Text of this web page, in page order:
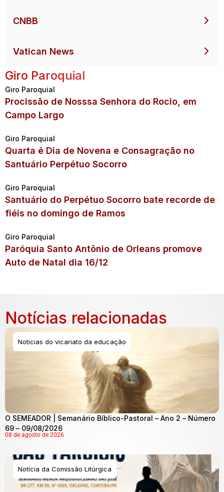
CNBB
Vatican News
Giro Paroquial
Giro Paroquial
Procissão de Nosssa Senhora do Rocio, em
Campo Largo
Giro Paroquial
Quarta é Dia de Novena e Consagração no
Santuário Perpétuo Socorro
Giro Paroquial
Santuário do Perpétuo Socorro bate recorde de
fiéis no domingo de Ramos
Giro Paroquial
Paróquia Santo Antônio de Orleans promove
Auto de Natal dia 16/12
Notícias relacionadas
Noticias do vicariato da educação
O SEMEADOR | Semanário Bíblico-Pastoral – Ano 2 – Número
69 – 09/08/2026
08 de agosto de 2026
Notícia da Comissão Litúrgica